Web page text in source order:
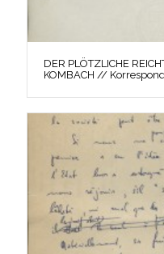
DER PLÖTZLICHE
KOMBACH //